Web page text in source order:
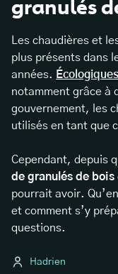
granulés
Les chaudières et
plus présents dans
années. Écologiques
notamment grâce à
gouvernement, les
utilisés en tant que
Cependant, depuis
de granulés de bois
pourrait avoir.
et comment s’y
questions.
Hadrien